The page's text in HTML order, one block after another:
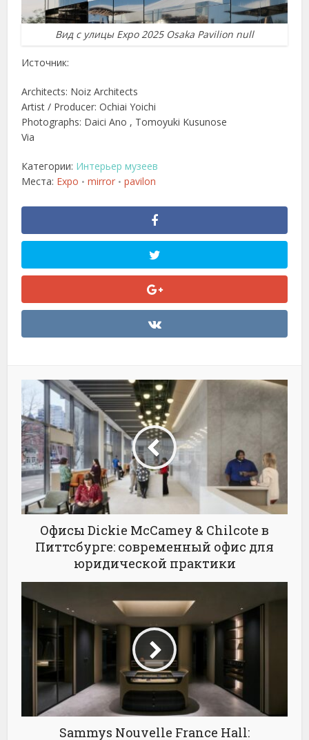
Вид с улицы Expo 2025 Osaka Pavilion null
Источник:
Architects: Noiz Architects
Artist / Producer: Ochiai Yoichi
Photographs: Daici Ano , Tomoyuki Kusunose
Via
Категории: Интерьер музеев
Места: Expo • mirror • pavilon
Офисы Dickie McCamey & Chilcote в
Питтсбурге: современный офис для
юридической практики
Sammys Nouvelle France Hall: